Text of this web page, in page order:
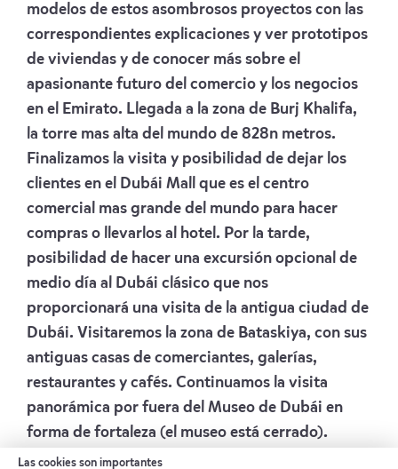
modelos de estos asombrosos proyectos con las
correspondientes explicaciones y ver prototipos
de viviendas y de conocer más sobre el
apasionante futuro del comercio y los negocios
en el Emirato. Llegada a la zona de Burj Khalifa,
la torre mas alta del mundo de 828n metros.
Finalizamos la visita y posibilidad de dejar los
clientes en el Dubái Mall que es el centro
comercial mas grande del mundo para hacer
compras o llevarlos al hotel. Por la tarde,
posibilidad de hacer una excursión opcional de
medio día al Dubái clásico que nos
proporcionará una visita de la antigua ciudad de
Dubái. Visitaremos la zona de Bataskiya, con sus
antiguas casas de comerciantes, galerías,
restaurantes y cafés. Continuamos la visita
panorámica por fuera del Museo de Dubái en
forma de fortaleza (el museo está cerrado).
Luego, embarcaremos en una Abra, taxi fluvial,
Las cookies son importantes